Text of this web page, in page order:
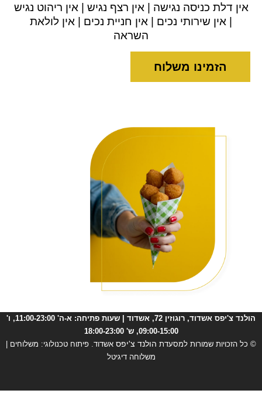
אין דלת כניסה נגישה | אין רצף נגיש | אין ריהוט נגיש
| אין שירותי נכים | אין חניית נכים | אין לולאת
השראה
הזמינו משלוח
הולנד צ'יפס אשדוד, רוגוזין 72, אשדוד | שעות פתיחה: א-ה' 11:00-23:00, ו'
09:00-15:00, ש' 18:00-23:00
© כל הזכויות שמורות למסעדת הולנד צ'יפס אשדוד . פיתוח טכנולוגי: משלוחים
משלוחה דיגיטל